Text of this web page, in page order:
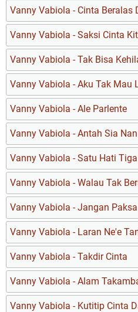
Vanny Vabiola - Cinta Beralas
Vanny Vabiola - Saksi Cinta
Vanny Vabiola - Tak Bisa
Vanny Vabiola - Aku Tak Mau
Vanny Vabiola - Ale Parlente
Vanny Vabiola - Antah Sia
Vanny Vabiola - Satu Hati
Vanny Vabiola - Walau Tak
Vanny Vabiola - Jangan
Vanny Vabiola - Laran Ne'e
Vanny Vabiola - Takdir Cinta
Vanny Vabiola - Alam
Vanny Vabiola - Kutitip Cinta